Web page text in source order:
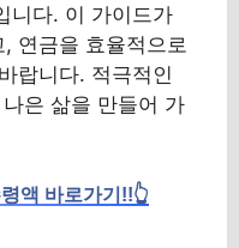
니다. 이 가이드가
연금을 효율적으로
랍니다. 적극적인
은 삶을 만들어 가
액 바로가기!!👆